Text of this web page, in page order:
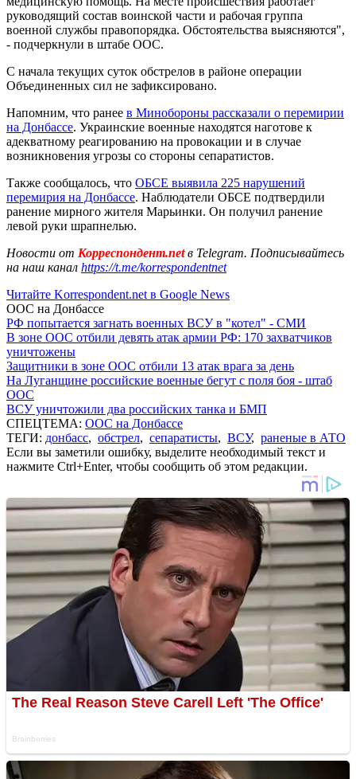
руководящий состав воинской части и рабочая группа
военной службы правопорядка. Обстоятельства выясняются",
- подчеркнули в штабе ООС.
С начала текущих суток обстрелов в районе операции
Объединенных сил не зафиксировано.
Напомним, что ранее в Минобороны рассказали о перемирии
на Донбассе. Украинские военные находятся наготове к
адекватному реагированию на провокации и в случае
возникновения угрозы со стороны сепаратистов.
Также сообщалось, что ОБСЕ выявила 225 нарушений
перемирия на Донбассе. Наблюдатели ОБСЕ подтвердили
ранение мирного жителя Марьинки. Он получил ранение
левой руки шрапнелью.
Новости от Корреспондент.netв Telegram. Подписывайтесь
на наш канал https://t.me/korrespondentnet
Читайте Korrespondent.net в Google News
ООС на Донбассе
РФ попытается загнать военных ВСУ в "котел" - СМИ
В зоне ООС отбили девять атак армии РФ: 170 захватчиков
уничтожены
Защитники в зоне ООС отбили 13 атак врага за день
На Луганщине российские военные бегут с поля боя - штаб
ООС
ВСУ уничтожили два российских танка и БМП
СПЕЦТЕМА: ООС на Донбассе
ТЕГИ: донбасс, обстрел, сепаратисты, ВСУ, раненые в АТО
Если вы заметили ошибку, выделите необходимый текст и
нажмите Ctrl+Enter, чтобы сообщить об этом редакции.